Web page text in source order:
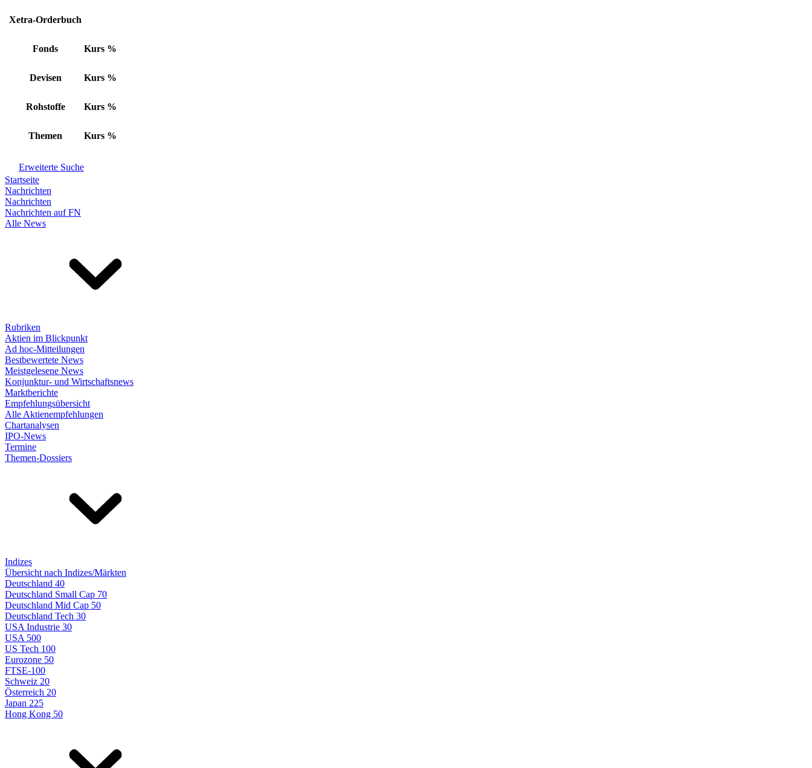
Xetra-Orderbuch
Fonds Kurs %
Devisen Kurs %
Rohstoffe Kurs %
Themen Kurs %
Erweiterte Suche
Startseite
Nachrichten
Nachrichten
Nachrichten auf FN
Alle News
Rubriken
Aktien im Blickpunkt
Ad hoc-Mitteilungen
Bestbewertete News
Meistgelesene News
Konjunktur- und Wirtschaftsnews
Marktberichte
Empfehlungsübersicht
Alle Aktienempfehlungen
Chartanalysen
IPO-News
Termine
Themen-Dossiers
Indizes
Übersicht nach Indizes/Märkten
Deutschland 40
Deutschland Small Cap 70
Deutschland Mid Cap 50
Deutschland Tech 30
USA Industrie 30
USA 500
US Tech 100
Eurozone 50
FTSE-100
Schweiz 20
Österreich 20
Japan 225
Hong Kong 50